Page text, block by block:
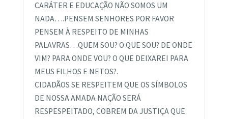
CARÁTER E EDUCAÇÃO NÃO SOMOS UM
NADA….PENSEM SENHORES POR FAVOR
PENSEM À RESPEITO DE MINHAS
PALAVRAS…QUEM SOU? O QUE SOU? DE ONDE
VIM? PARA ONDE VOU? O QUE DEIXAREI PARA
MEUS FILHOS E NETOS?.
CIDADÃOS SE RESPEITEM QUE OS SÍMBOLOS
DE NOSSA AMADA NAÇÃO SERÁ
RESPESPEITADO, COBREM DA JUSTIÇA QUE